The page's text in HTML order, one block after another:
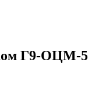
Г9-ОЦМ-5